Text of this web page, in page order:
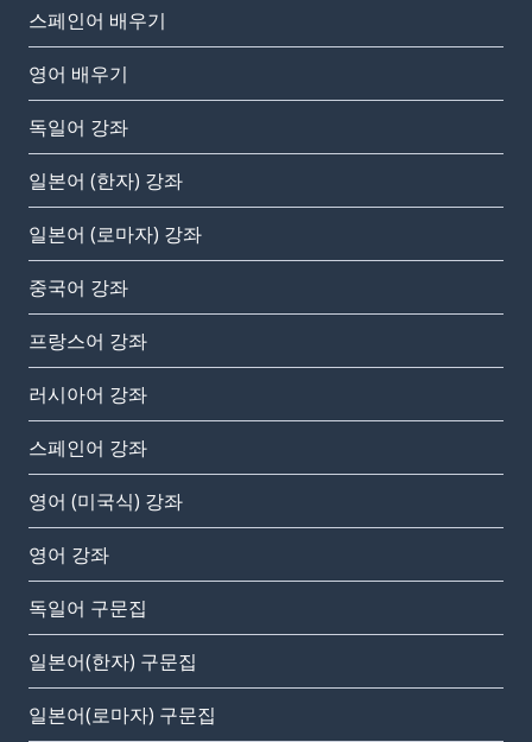
스페인어 배우기
영어 배우기
독일어 강좌
일본어 (한자) 강좌
일본어 (로마자) 강좌
중국어 강좌
프랑스어 강좌
러시아어 강좌
스페인어 강좌
영어 (미국식) 강좌
영어 강좌
독일어 구문집
일본어(한자) 구문집
일본어(로마자) 구문집